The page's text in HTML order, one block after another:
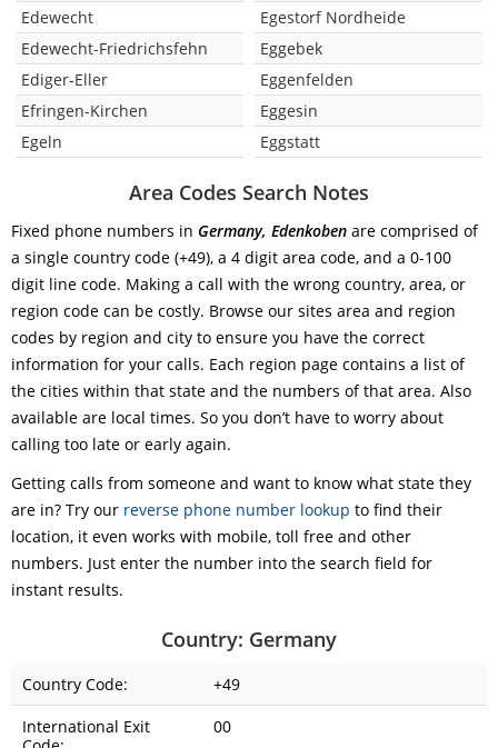
Edewecht
Edewecht-Friedrichsfehn
Ediger-Eller
Efringen-Kirchen
Egeln
Egestorf Nordheide
Eggebek
Eggenfelden
Eggesin
Eggstatt
Area Codes Search Notes
Fixed phone numbers in Germany, Edenkoben are comprised of
a single country code (+49), a 4 digit area code, and a 0-100
digit line code. Making a call with the wrong country, area, or
region code can be costly. Browse our sites area and region
codes by region and city to ensure you have the correct
information for your calls. Each region page contains a list of
the cities within that state and the numbers of that area. Also
available are local times. So you don’t have to worry about
calling too late or early again.
Getting calls from someone and want to know what state they
are in? Try our reverse phone number lookup to find their
location, it even works with mobile, toll free and other
numbers. Just enter the number into the search field for
instant results.
Country: Germany
Country Code:
+49
International Exit
00